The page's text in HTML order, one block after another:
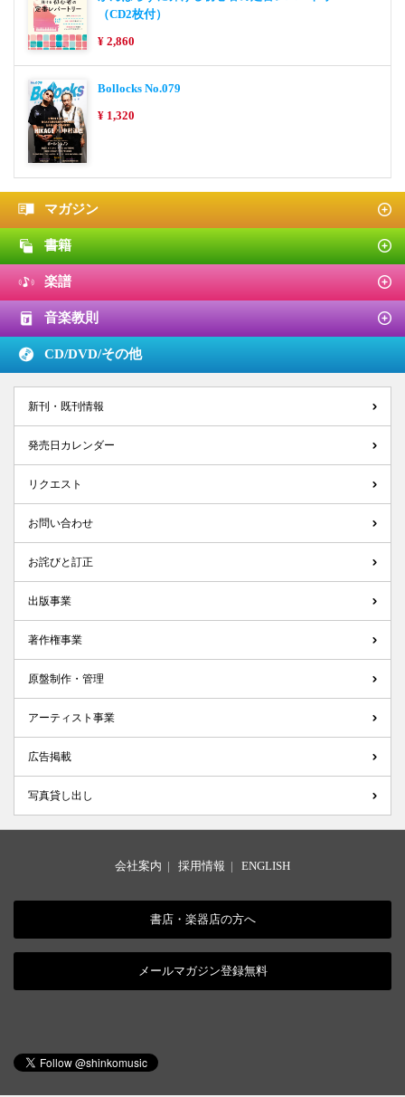
（CD2枚付）
¥ 2,860
Bollocks No.079
¥ 1,320
マガジン
書籍
楽譜
音楽教則
CD/DVD/その他
新刊・既刊情報
発売日カレンダー
リクエスト
お問い合わせ
お詫びと訂正
出版事業
著作権事業
原盤制作・管理
アーティスト事業
広告掲載
写真貸し出し
会社案内 | 採用情報 | ENGLISH
書店・楽器店の方へ
メールマガジン登録無料